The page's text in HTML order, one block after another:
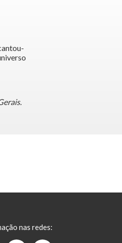
nas redes: